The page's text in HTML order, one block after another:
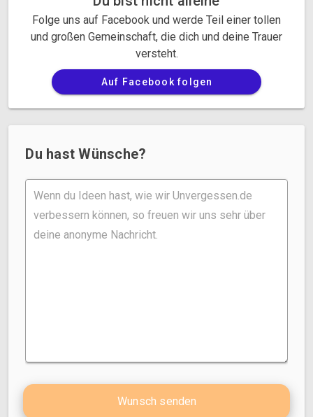
Folge uns auf Facebook und werde Teil einer tollen
und großen Gemeinschaft, die dich und deine Trauer
versteht.
Auf Facebook folgen
Du hast Wünsche?
Wunsch senden